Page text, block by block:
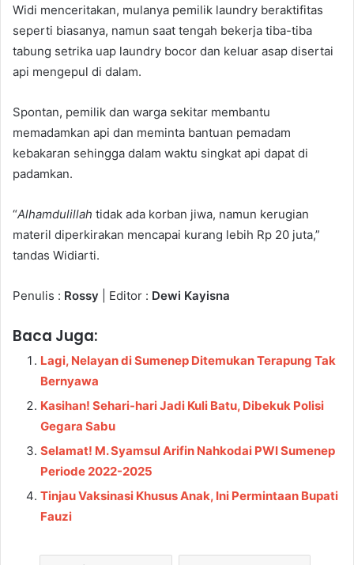
Widi menceritakan, mulanya pemilik laundry beraktifitas
seperti biasanya, namun saat tengah bekerja tiba-tiba
tabung setrika uap laundry bocor dan keluar asap disertai
api mengepul di dalam.
Spontan, pemilik dan warga sekitar membantu
memadamkan api dan meminta bantuan pemadam
kebakaran sehingga dalam waktu singkat api dapat di
padamkan.
“Alhamdulillah tidak ada korban jiwa, namun kerugian
materil diperkirakan mencapai kurang lebih Rp 20 juta,”
tandas Widiarti.
Penulis : Rossy | Editor : Dewi Kayisna
Baca Juga:
Lagi, Nelayan di Sumenep Ditemukan Terapung Tak
Bernyawa
Kasihan! Sehari-hari Jadi Kuli Batu, Dibekuk Polisi
Gegara Sabu
Selamat! M. Syamsul Arifin Nahkodai PWI Sumenep
Periode 2022-2025
Tinjau Vaksinasi Khusus Anak, Ini Permintaan Bupati
Fauzi